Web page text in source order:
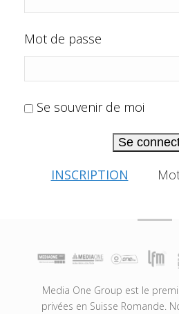
Mot de passe
Se souvenir de moi
Se
INSCRIPTION
Media One Group est le
privées en Suisse Romande.